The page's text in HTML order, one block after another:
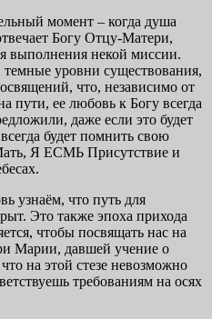
момент – когда душа
Богу Отцу-Матери,
выполнения не­кой миссии.
уровни существования,
что, независимо от
пути, ее любовь к Богу всегда
даже если это будет
будет помнить свою
Я ЕСМЬ Присутствие и
узнаём, что путь для
Это также эпоха при­хода
чтобы посвящать нас на
Марии, давшей учение о
на этой стезе невозможно
тре­бованиям на осях